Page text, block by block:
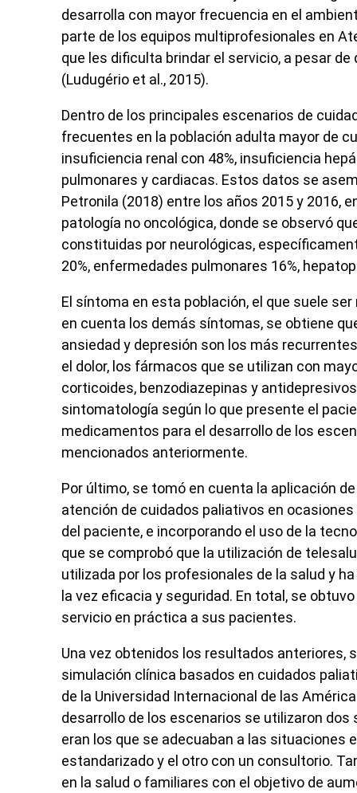
desarrolla con mayor frecuencia en el
parte de los equipos multiprofesionales en
que les dificulta brindar el servicio, a pesar
(Ludugério et al ., 2015).
Dentro de los principales escenarios de
frecuentes en la población adulta mayor de
insuficiencia renal con 48%, insuficiencia
pulmonares y cardiacas. Estos datos se
Petronila (2018) entre los años 2015 y 2016,
patología no oncológica, donde se observó
constituidas por neurológicas,
20%, enfermedades pulmonares 16%,
El síntoma en esta población, el que suele
en cuenta los demás síntomas, se obtiene
ansiedad y depresión son los más
el dolor, los fármacos que se utilizan con
corticoides, benzodiazepinas y
sintomatología según lo que presente el
medicamentos para el desarrollo de los
mencionados anteriormente.
Por último, se tomó en cuenta la aplicación
atención de cuidados paliativos en
del paciente, e incorporando el uso de la
que se comprobó que la utilización de
utilizada por los profesionales de la salud y
la vez eficacia y seguridad. En total, se
servicio en práctica a sus pacientes.
Una vez obtenidos los resultados anteriores,
simulación clínica basados en cuidados
de la Universidad Internacional de las
desarrollo de los escenarios se utilizaron dos
eran los que se adecuaban a las situaciones
estandarizado y el otro con un consultorio.
en la salud o familiares con el objetivo de